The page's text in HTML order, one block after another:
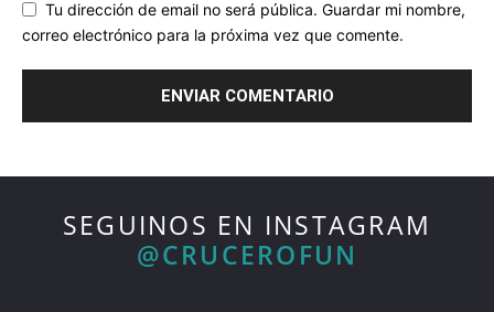
Tu dirección de email no será pública. Guardar mi nombre,
correo electrónico para la próxima vez que comente.
SEGUINOS EN INSTAGRAM
@CRUCEROFUN